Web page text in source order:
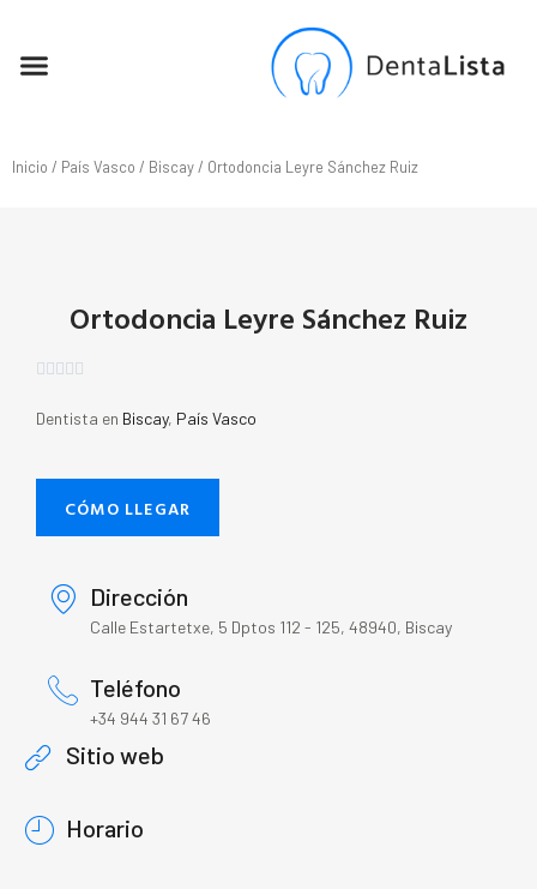
Inicio / País Vasco / Biscay/ Ortodoncia Leyre Sánchez Ruiz
Ortodoncia Leyre Sánchez Ruiz
    
Dentista en Biscay, País Vasco
CÓMO LLEGAR
Dirección
Calle Estartetxe, 5 Dptos 112 - 125, 48940, Biscay
Teléfono
+34 944 31 67 46
Sitio web
Horario